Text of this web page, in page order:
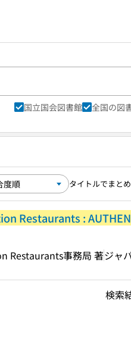
国立国会図書館 全国の図
タイトルでまと
Restaurants :
Restaurants事務局 著ジャ
検索